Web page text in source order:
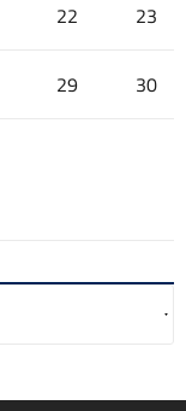
22 23
29 30